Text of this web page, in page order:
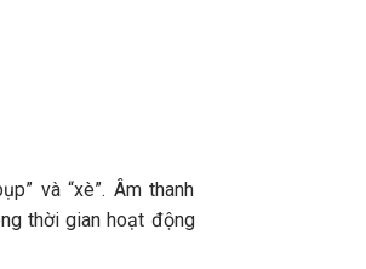
và “xè”. Âm thanh
thời gian hoạt động